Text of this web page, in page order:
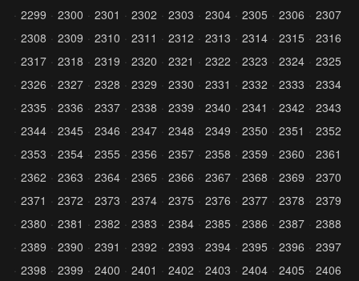
2299
2300 2301 2302 2303 2304 2305 2306
2307
2308
2309 2310 2311 2312 2313 2314 2315
2316
2317
2318 2319 2320 2321 2322 2323 2324
2325
2326
2327 2328 2329 2330 2331 2332 2333
2334
2335
2336 2337 2338 2339 2340 2341 2342
2343
2344
2345 2346 2347 2348 2349 2350 2351
2352
2353
2354 2355 2356 2357 2358 2359 2360
2361
2362
2363 2364 2365 2366 2367 2368 2369
2370
2371
2372 2373 2374 2375 2376 2377 2378
2379
2380
2381 2382 2383 2384 2385 2386 2387
2388
2389
2390 2391 2392 2393 2394 2395 2396
2397
2398
2399 2400 2401 2402 2403 2404 2405
2406